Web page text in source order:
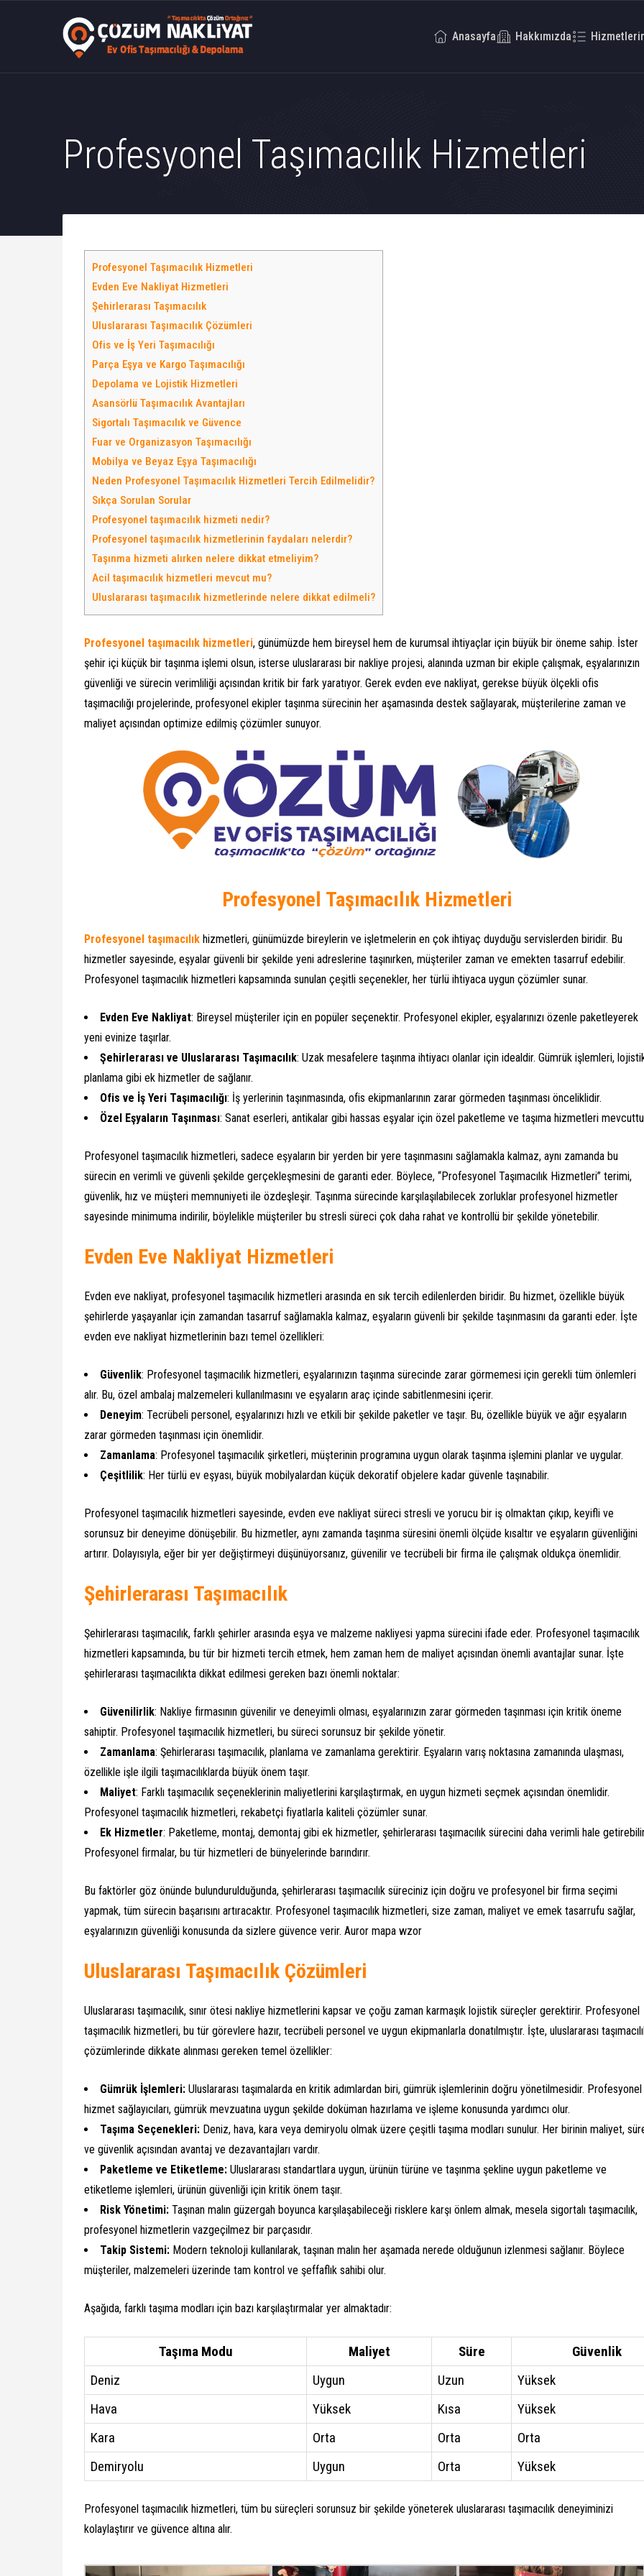
Anasayfa Hakkımızda
Profesyonel Taşımacılık Hizmetleri
Profesyonel Taşımacılık Hizmetleri
Evden Eve Nakliyat Hizmetleri
Şehirlerarası Taşımacılık
Uluslararası Taşımacılık Çözümleri
Ofis ve İş Yeri Taşımacılığı
Parça Eşya ve Kargo Taşımacılığı
Depolama ve Lojistik Hizmetleri
Asansörlü Taşımacılık Avantajları
Sigortalı Taşımacılık ve Güvence
Fuar ve Organizasyon Taşımacılığı
Mobilya ve Beyaz Eşya Taşımacılığı
Neden Profesyonel Taşımacılık Hizmetleri Tercih Edilmelidir?
Sıkça Sorulan Sorular
Profesyonel taşımacılık hizmeti nedir?
Profesyonel taşımacılık hizmetlerinin faydaları nelerdir?
Taşınma hizmeti alırken nelere dikkat etmeliyim?
Acil taşımacılık hizmetleri mevcut mu?
Uluslararası taşımacılık hizmetlerinde nelere dikkat edilmeli?
Profesyonel taşımacılık hizmetleri, günümüzde hem bireysel hem de kurumsal ihtiyaçlar için büyük bir öneme sahip. İster
şehir içi küçük bir taşınma işlemi olsun, isterse uluslararası bir nakliye projesi, alanında uzman bir ekiple çalışmak, eşyalarınızın
güvenliği ve sürecin verimliliği açısından kritik bir fark yaratıyor. Gerek evden eve nakliyat, gerekse büyük ölçekli ofis
taşımacılığı projelerinde, profesyonel ekipler taşınma sürecinin her aşamasında destek sağlayarak, müşterilerine zaman ve
maliyet açısından optimize edilmiş çözümler sunuyor.
Profesyonel Taşımacılık Hizmetleri
Profesyonel taşımacılık hizmetleri, günümüzde bireylerin ve işletmelerin en çok ihtiyaç duyduğu servislerden biridir. Bu
hizmetler sayesinde, eşyalar güvenli bir şekilde yeni adreslerine taşınırken, müşteriler zaman ve emekten tasarruf edebilir.
Profesyonel taşımacılık hizmetleri kapsamında sunulan çeşitli seçenekler, her türlü ihtiyaca uygun çözümler sunar.
Evden Eve Nakliyat: Bireysel müşteriler için en popüler seçenektir. Profesyonel ekipler, eşyalarınızı özenle paketleyerek
yeni evinize taşırlar.
Şehirlerarası ve Uluslararası Taşımacılık: Uzak mesafelere taşınma ihtiyacı olanlar için idealdir. Gümrük işlemleri,
planlama gibi ek hizmetler de sağlanır.
Ofis ve İş Yeri Taşımacılığı: İş yerlerinin taşınmasında, ofis ekipmanlarının zarar görmeden taşınması önceliklidir.
Özel Eşyaların Taşınması: Sanat eserleri, antikalar gibi hassas eşyalar için özel paketleme ve taşıma hizmetleri
Profesyonel taşımacılık hizmetleri, sadece eşyaların bir yerden bir yere taşınmasını sağlamakla kalmaz, aynı zamanda bu
sürecin en verimli ve güvenli şekilde gerçekleşmesini de garanti eder. Böylece, “Profesyonel Taşımacılık Hizmetleri” terimi,
güvenlik, hız ve müşteri memnuniyeti ile özdeşleşir. Taşınma sürecinde karşılaşılabilecek zorluklar profesyonel hizmetler
sayesinde minimuma indirilir, böylelikle müşteriler bu stresli süreci çok daha rahat ve kontrollü bir şekilde yönetebilir.
Evden Eve Nakliyat Hizmetleri
Evden eve nakliyat, profesyonel taşımacılık hizmetleri arasında en sık tercih edilenlerden biridir. Bu hizmet, özellikle büyük
şehirlerde yaşayanlar için zamandan tasarruf sağlamakla kalmaz, eşyaların güvenli bir şekilde taşınmasını da garanti eder. İşte
evden eve nakliyat hizmetlerinin bazı temel özellikleri:
Güvenlik: Profesyonel taşımacılık hizmetleri, eşyalarınızın taşınma sürecinde zarar görmemesi için gerekli tüm önlemleri
alır. Bu, özel ambalaj malzemeleri kullanılmasını ve eşyaların araç içinde sabitlenmesini içerir.
Deneyim: Tecrübeli personel, eşyalarınızı hızlı ve etkili bir şekilde paketler ve taşır. Bu, özellikle büyük ve ağır eşyaların
zarar görmeden taşınması için önemlidir.
Zamanlama: Profesyonel taşımacılık şirketleri, müşterinin programına uygun olarak taşınma işlemini planlar ve uygular.
Çeşitlilik: Her türlü ev eşyası, büyük mobilyalardan küçük dekoratif objelere kadar güvenle taşınabilir.
Profesyonel taşımacılık hizmetleri sayesinde, evden eve nakliyat süreci stresli ve yorucu bir iş olmaktan çıkıp, keyifli ve
sorunsuz bir deneyime dönüşebilir. Bu hizmetler, aynı zamanda taşınma süresini önemli ölçüde kısaltır ve eşyaların güvenliğini
artırır. Dolayısıyla, eğer bir yer değiştirmeyi düşünüyorsanız, güvenilir ve tecrübeli bir firma ile çalışmak oldukça önemlidir.
Şehirlerarası Taşımacılık
Şehirlerarası taşımacılık, farklı şehirler arasında eşya ve malzeme nakliyesi yapma sürecini ifade eder. Profesyonel taşımacılık
hizmetleri kapsamında, bu tür bir hizmeti tercih etmek, hem zaman hem de maliyet açısından önemli avantajlar sunar. İşte
şehirlerarası taşımacılıkta dikkat edilmesi gereken bazı önemli noktalar:
Güvenilirlik: Nakliye firmasının güvenilir ve deneyimli olması, eşyalarınızın zarar görmeden taşınması için kritik öneme
sahiptir. Profesyonel taşımacılık hizmetleri, bu süreci sorunsuz bir şekilde yönetir.
Zamanlama: Şehirlerarası taşımacılık, planlama ve zamanlama gerektirir. Eşyaların varış noktasına zamanında ulaşması,
özellikle işle ilgili taşımacılıklarda büyük önem taşır.
Maliyet: Farklı taşımacılık seçeneklerinin maliyetlerini karşılaştırmak, en uygun hizmeti seçmek açısından önemlidir.
Profesyonel taşımacılık hizmetleri, rekabetçi fiyatlarla kaliteli çözümler sunar.
Ek Hizmetler: Paketleme, montaj, demontaj gibi ek hizmetler, şehirlerarası taşımacılık sürecini daha verimli hale
Profesyonel firmalar, bu tür hizmetleri de bünyelerinde barındırır.
Bu faktörler göz önünde bulundurulduğunda, şehirlerarası taşımacılık süreciniz için doğru ve profesyonel bir firma seçimi
yapmak, tüm sürecin başarısını artıracaktır. Profesyonel taşımacılık hizmetleri, size zaman, maliyet ve emek tasarrufu sağlar,
eşyalarınızın güvenliği konusunda da sizlere güvence verir. Auror mapa wzor
Uluslararası Taşımacılık Çözümleri
Uluslararası taşımacılık, sınır ötesi nakliye hizmetlerini kapsar ve çoğu zaman karmaşık lojistik süreçler gerektirir. Profesyonel
taşımacılık hizmetleri, bu tür görevlere hazır, tecrübeli personel ve uygun ekipmanlarla donatılmıştır. İşte, uluslararası
çözümlerinde dikkate alınması gereken temel özellikler:
Gümrük İşlemleri: Uluslararası taşımalarda en kritik adımlardan biri, gümrük işlemlerinin doğru yönetilmesidir. Profesyonel
hizmet sağlayıcıları, gümrük mevzuatına uygun şekilde doküman hazırlama ve işleme konusunda yardımcı olur.
Taşıma Seçenekleri: Deniz, hava, kara veya demiryolu olmak üzere çeşitli taşıma modları sunulur. Her birinin maliyet,
ve güvenlik açısından avantaj ve dezavantajları vardır.
Paketleme ve Etiketleme: Uluslararası standartlara uygun, ürünün türüne ve taşınma şekline uygun paketleme ve
etiketleme işlemleri, ürünün güvenliği için kritik önem taşır.
Risk Yönetimi: Taşınan malın güzergah boyunca karşılaşabileceği risklere karşı önlem almak, mesela sigortalı taşımacılık,
profesyonel hizmetlerin vazgeçilmez bir parçasıdır.
Takip Sistemi: Modern teknoloji kullanılarak, taşınan malın her aşamada nerede olduğunun izlenmesi sağlanır. Böylece
müşteriler, malzemeleri üzerinde tam kontrol ve şeffaflık sahibi olur.
Aşağıda, farklı taşıma modları için bazı karşılaştırmalar yer almaktadır:
Taşıma Modu Maliyet Süre
Güvenlik
Deniz
Uygun Uzun
Yüksek
Hava
Yüksek Kısa
Yüksek
Kara
Orta Orta
Orta
Demiryolu
Uygun Orta Yüksek
Profesyonel taşımacılık hizmetleri, tüm bu süreçleri sorunsuz bir şekilde yöneterek uluslararası taşımacılık deneyiminizi
kolaylaştırır ve güvence altına alır.